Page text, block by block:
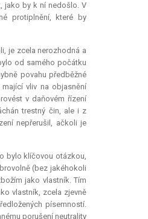
jako by k ní nedošlo. V
protiplnění, které by
je zcela nerozhodná a
od samého počátku
povahu předběžné
vliv na objasnění
v daňovém řízení
trestný čin, ale i z
nepřerušil, ačkoli je
bylo klíčovou otázkou,
(bez jakéhokoli
jako vlastník. Tím
vlastník, zcela zjevně
písemností.
porušení neutrality